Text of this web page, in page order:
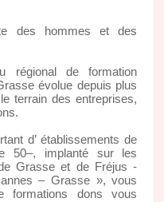
des hommes et des
régional de formation
évolue depuis plus
terrain des entreprises,
d’ établissements de
50–, implanté sur les
Grasse et de Fréjus -
– Grasse », vous
formations dons vous